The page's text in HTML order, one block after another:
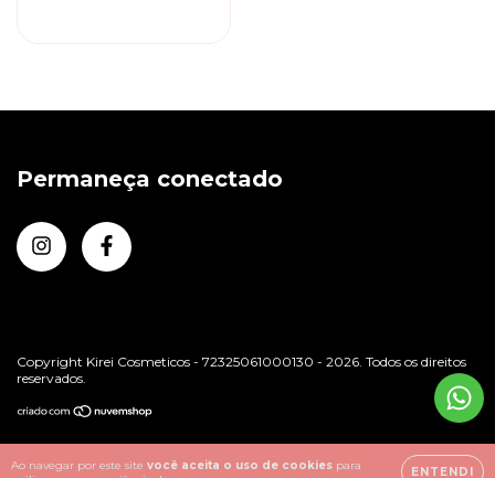
Ao navegar por este site você aceita o uso de cookies para
ENTENDI
Permaneça conectado
Copyright Kirei Cosmeticos - 72325061000130 - 2026. Todos os direitos
reservados.